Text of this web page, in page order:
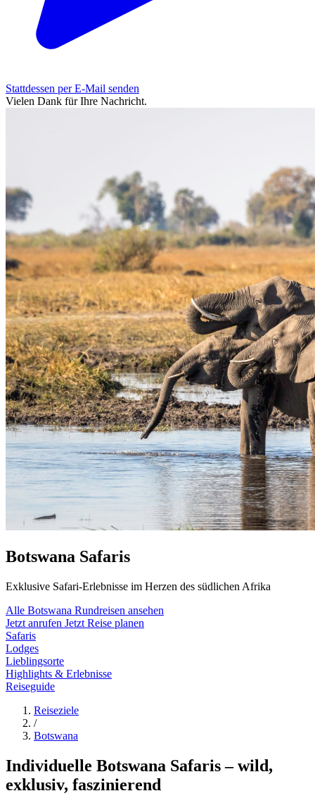
Stattdessen per E-Mail senden
Vielen Dank für Ihre Nachricht.
Botswana Safaris
Exklusive Safari-Erlebnisse im Herzen des südlichen Afrika
Alle Botswana Rundreisen ansehen
Jetzt anrufen Jetzt Reise planen
Safaris
Lodges
Lieblingsorte
Highlights & Erlebnisse
Reiseguide
Reiseziele
/
Botswana
Individuelle Botswana Safaris – wild,
exklusiv, faszinierend